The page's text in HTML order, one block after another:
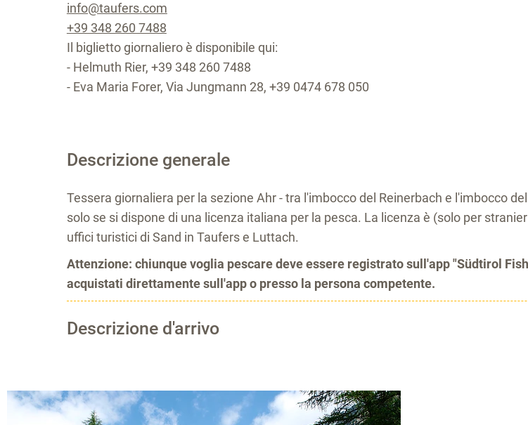
info@taufers.com
+39 348 260 7488
Il biglietto giornaliero è disponibile qui:
- Helmuth Rier, +39 348 260 7488
- Eva Maria Forer, Via Jungmann 28, +39 0474 678 050
Descrizione generale
Tessera giornaliera per la sezione Ahr - tra l'imbocco del Reinerbach e l'imbocco
solo se si dispone di una licenza italiana per la pesca. La licenza è (solo per
uffici turistici di Sand in Taufers e Luttach.
Attenzione: chiunque voglia pescare deve essere registrato sull'app "Südtirol
acquistati direttamente sull'app o presso la persona competente.
Descrizione d'arrivo